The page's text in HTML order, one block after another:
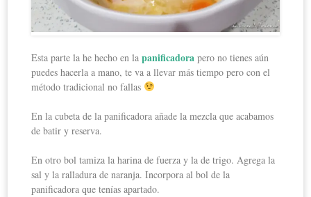
Esta parte la he hecho en lapanificadora pero no tienes aún
puedes hacerla a mano, te va a llevar más tiempo pero con el
método tradicional no fallas
En la cubeta de la panificadora añade la mezcla que acabamos
de batir y reserva.
En otro bol tamiza la harina de fuerza y la de trigo. Agrega la
sal y la ralladura de naranja. Incorpora al bol de la
panificadora que tenías apartado.